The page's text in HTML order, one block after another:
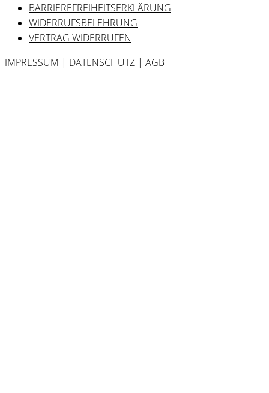
BARRIEREFREIHEITSERKLÄRUNG
WIDERRUFSBELEHRUNG
VERTRAG WIDERRUFEN
IMPRESSUM | DATENSCHUTZ | AGB